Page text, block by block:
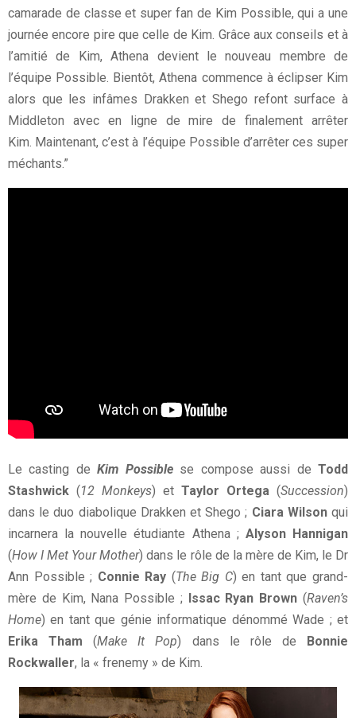
camarade de classe et super fan de Kim Possible, qui a une
journée encore pire que celle de Kim. Grâce aux conseils et à
l’amitié de Kim, Athena devient le nouveau membre de
l’équipe Possible. Bientôt, Athena commence à éclipser Kim
alors que les infâmes Drakken et Shego refont surface à
Middleton avec en ligne de mire de finalement arrêter
Kim. Maintenant, c’est à l’équipe Possible d’arrêter ces super
méchants.”
Le casting deKim Possiblese compose aussi deTodd
Stashwick (12 Monkeys) et Taylor Ortega (Succession)
dans le duo diabolique Drakken et Shego ; Ciara Wilsonqui
incarnera la nouvelle étudiante Athena ; Alyson Hannigan
(How I Met Your Mother) dans le rôle de la mère de Kim, le Dr
Ann Possible ; Connie Ray (The Big C) en tant que grand-
mère de Kim, Nana Possible ; Issac Ryan Brown (Raven’s
Home) en tant que génie informatique dénommé Wade ; et
Erika Tham (Make It Pop) dans le rôle de Bonnie
Rockwaller, la « frenemy » de Kim.